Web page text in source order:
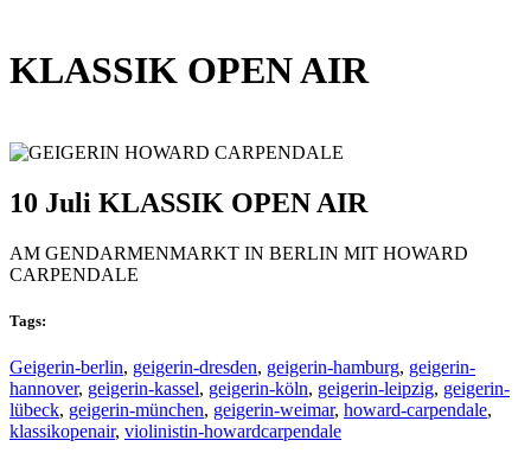
KLASSIK OPEN AIR
10 Juli KLASSIK OPEN AIR
AM GENDARMENMARKT IN BERLIN MIT HOWARD
CARPENDALE
Tags:
Geigerin-berlin, geigerin-dresden, geigerin-hamburg, geigerin-
hannover, geigerin-kassel, geigerin-köln, geigerin-leipzig, geigerin-
lübeck, geigerin-münchen, geigerin-weimar, howard-carpendale,
klassikopenair, violinistin-howardcarpendale